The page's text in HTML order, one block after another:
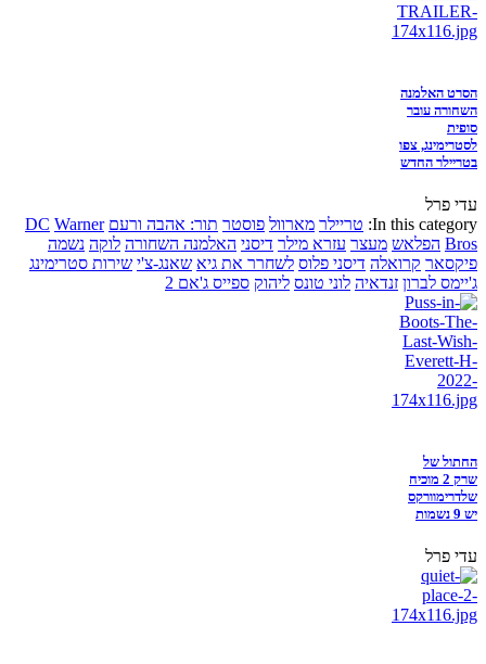
הסרט האלמנה
השחורה עובר
סופית
לסטרימינג, צפו
בטריילר החדש
עדי פרל
In this category: טריילר מארוול פוסטר תור: אהבה ורעם DC Warner
Bros הפלאש מעצר עזרא מילר דיסני האלמנה השחורה לוקה נשמה
פיקסאר קרואלה דיסני פלוס לשחרר את גיא שאנג-צ'י שירות סטרימינג
ג'יימס לברון זנדאיה לוני טונס ליהוק ספייס ג'אם 2
החתול של
שרק 2 מוכיח
שלדרימוורקס
יש 9 נשמות
עדי פרל